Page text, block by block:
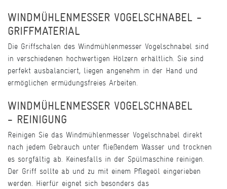
WINDMÜHLENMESSER VOGELSCHNABEL -
GRIFFMATERIAL
Die Griffschalen des Windmühlenmesser Vogelschnabel sind
in verschiedenen hochwertigen Hölzern erhältlich. Sie sind
perfekt ausbalanciert, liegen angenehm in der Hand und
ermöglichen ermüdungsfreies Arbeiten.
WINDMÜHLENMESSER VOGELSCHNABEL
- REINIGUNG
Reinigen Sie das Windmühlenmesser Vogelschnabel direkt
nach jedem Gebrauch unter fließendem Wasser und trocknen
es sorgfältig ab. Keinesfalls in der Spülmaschine reinigen.
Der Griff sollte ab und zu mit einem Pflegeöl eingerieben
werden. Hierfür eignet sich besonders das